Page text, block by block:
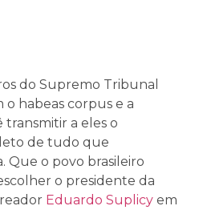
do Supremo Tribunal
habeas corpus e a
a eles o
de tudo que
Que o povo brasileiro
o presidente da
Eduardo Suplicy em